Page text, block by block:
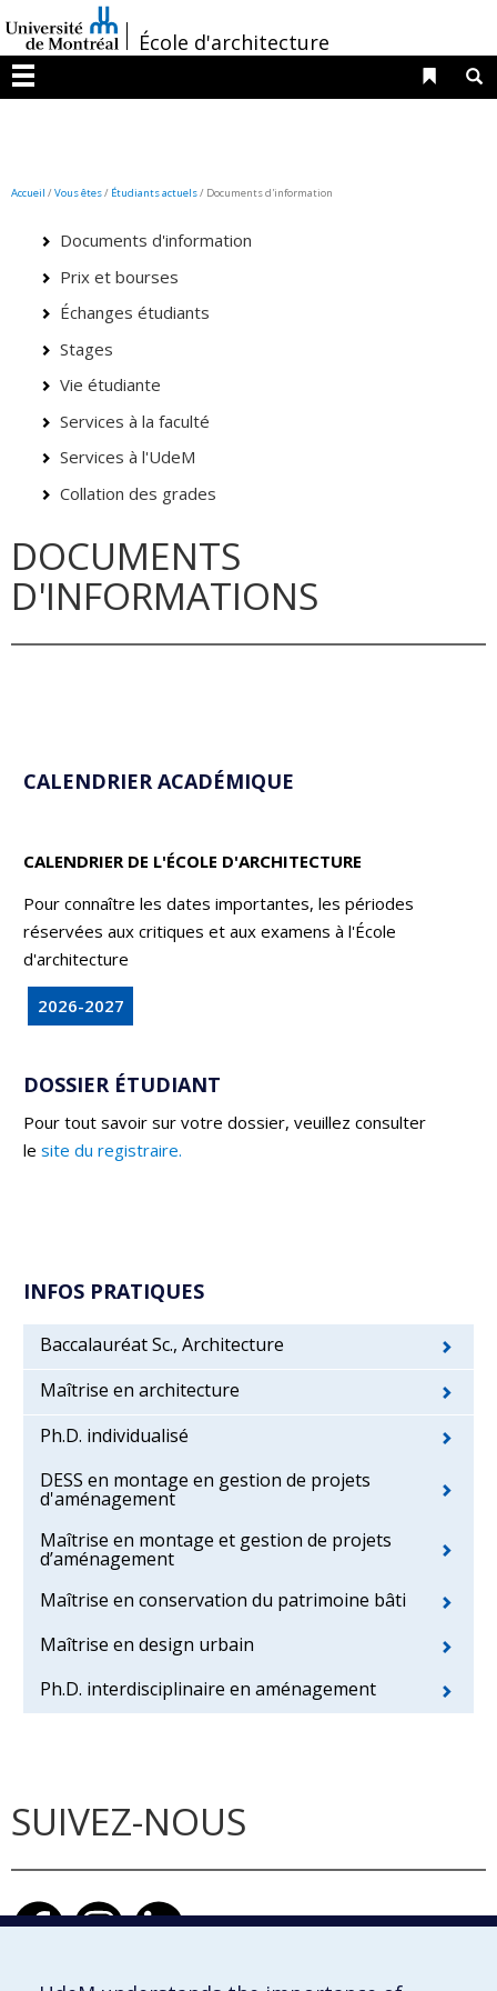
au
contenu
/École d'architecture
Menu
Liens
Accueil /Vous êtes/ Étudiants actuels/ Documents d'information
Documents d'information
Prix et bourses
Échanges étudiants
Stages
Vie étudiante
Services à la faculté
Services à l'UdeM
Collation des grades
DOCUMENTS
D'INFORMATIONS
CALENDRIER ACADÉMIQUE
CALENDRIER DE L'ÉCOLE D'ARCHITECTURE
Pour connaître les dates importantes, les périodes
réservées aux critiques et aux examens à l'École
d'architecture
2026-2027
DOSSIER ÉTUDIANT
Pour tout savoir sur votre dossier, veuillez consulter
le site du registraire.
INFOS PRATIQUES
Baccalauréat Sc., Architecture
Maîtrise en architecture
Ph.D. individualisé
DESS en montage en gestion de projets
d'aménagement
Maîtrise en montage et gestion de projets
d’aménagement
Maîtrise en conservation du patrimoine bâti
Maîtrise en design urbain
Ph.D. interdisciplinaire en aménagement
SUIVEZ-NOUS